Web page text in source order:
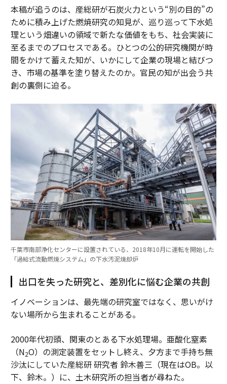
本稿が追うのは、産総研が石炭火力という“別の目的”の
ために積み上げた燃焼研究の知見が、巡り巡って下水処
理という畑違いの領域で新たな価値をもち、社会実装に
至るまでのプロセスである。ひとつの公的研究機関が時
間をかけて蓄えた知が、いかにして企業の現場と結びつ
き、市場の基準を塗り替えたのか。官民の知が出会う共
創の裏側に迫る。
千葉市南部浄化センターに設置されている、2018年10月に運転を開始した
「過給式流動燃焼システム」の下水汚泥焼却炉
出口を失った研究と、差別化に悩む企業の共創
イノベーションは、最先端の研究室ではなく、思いがけ
ない場所から生まれることがある。
2000年代初頭、関東のとある下水処理場。亜酸化窒素
（N2O）の測定装置をセットし終え、夕方まで手持ち無
沙汰にしていた産総研 研究者 鈴木善三（現在はOB。以
下、鈴木。）に、土木研究所の担当者が尋ねた。